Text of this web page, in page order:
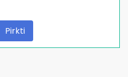
Pirkti